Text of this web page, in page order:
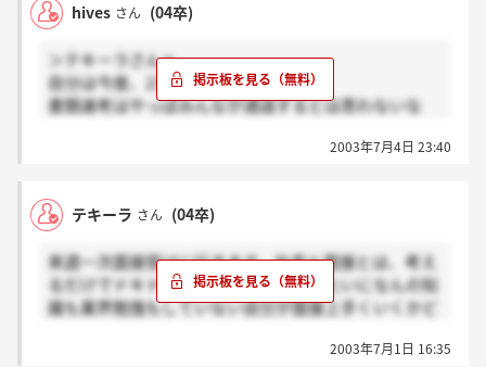
hives さん (04卒)
＞テキーラさんへ
自分は今度、2次っす。
書類選考はやっぱみんなが通過するとは思わないな
どの業界もそうだけど、現段階では知識のあるなしは
あまり関係ないと思うよ。
2003年7月4日 23:40
テキーラ さん (04卒)
来週一次面接受けに行きます。社長と面接とは、考え
るだけでドキドキですわ。でも自分みたいになんの知
識も業界勉強もしていない自分が面接上手くいくかど
皆面接に進めるようになっているんかなぁ？でもなん
2003年7月1日 16:35